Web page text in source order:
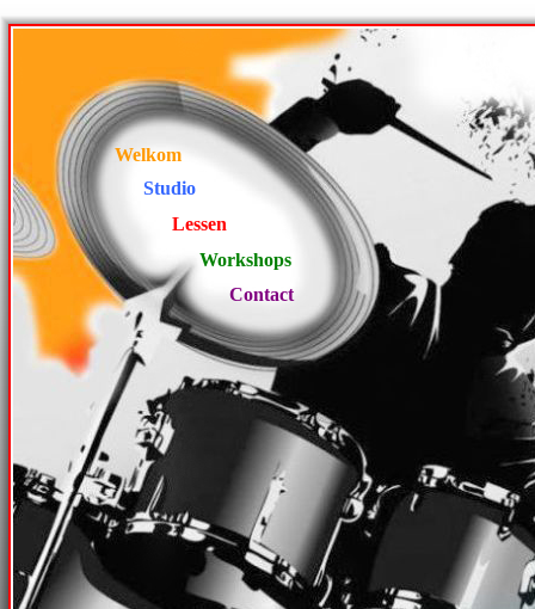
Welkom
Studio
Lessen
Workshops
Contact